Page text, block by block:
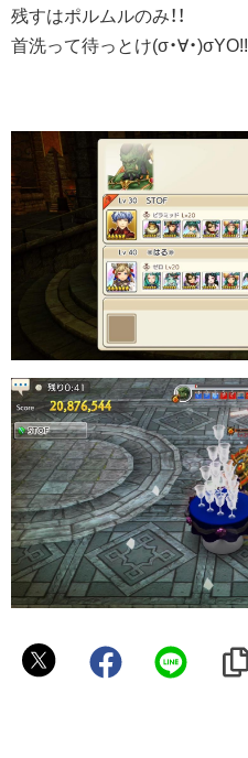
残すはポルムルのみ！！
首洗って待っとけ(σ・∀・)σYO!!
❁